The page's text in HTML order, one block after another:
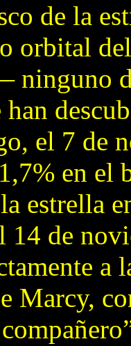
de la
orbital
ninguno
han
el 7 de
en
estrella
14 de
a
Marcy,